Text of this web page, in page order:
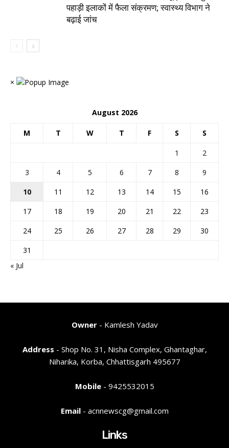
पहाड़ी इलाकों में फैला संक्रमण; स्वास्थ्य विभाग ने
बढ़ाई जांच
×
August 2026
M T W T F S S
1
2
3
4 5 6 7 8
9
10
11 12 13 14 15
16
17
18 19 20 21 22
23
24
25 26 27 28 29
30
31
« Jul
Owner- Kamlesh Yadav
Address - Shop No. 31, Nisha Complex, Ghantaghar,
Niharika, Korba, Chhattisgarh 495677
Mobile- 9425532015
Email- acnnewscg@gmail.com
Links